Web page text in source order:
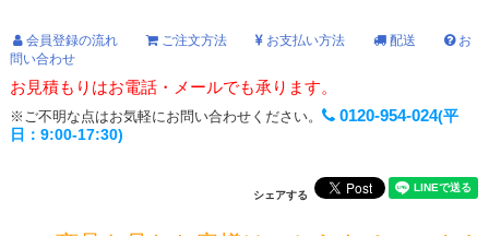
会員登録の流れ ご注文方法 お支払い方法 配送
お
問い合わせ
お見積もりはお電話・メールでも承ります。
※ご不明な点はお気軽にお問い合わせください。 0120-954-024(平
日：9:00-17:30)
シェアする